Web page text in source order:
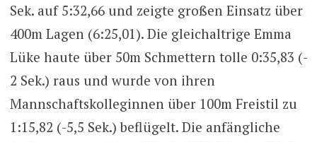
Sek. auf 5:32,66 und zeigte großen Einsatz über
400m Lagen (6:25,01). Die gleichaltrige Emma
Lüke haute über 50m Schmettern tolle 0:35,83 (-
2 Sek.) raus und wurde von ihren
Mannschaftskolleginnen über 100m Freistil zu
1:15,82 (-5,5 Sek.) beflügelt. Die anfängliche